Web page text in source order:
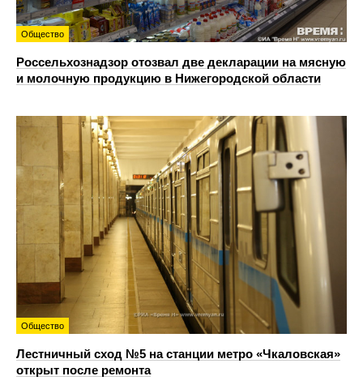
Общество
Россельхознадзор отозвал две декларации на мясную
и молочную продукцию в Нижегородской области
Общество
Лестничный сход №5 на станции метро «Чкаловская»
открыт после ремонта